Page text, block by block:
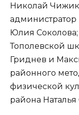
Николай
администратор
Юлия Соколова;
Тополевской
Гриднев и
районного
физической
района